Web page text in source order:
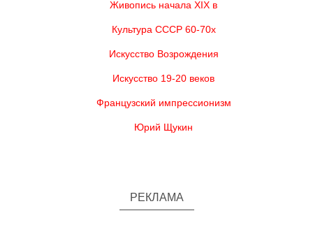
Живопись начала XIX в
Культура СССР 60-70х
Искусство Возрождения
Искусство 19-20 веков
Французский импрессионизм
Юрий Щукин
РЕКЛАМА